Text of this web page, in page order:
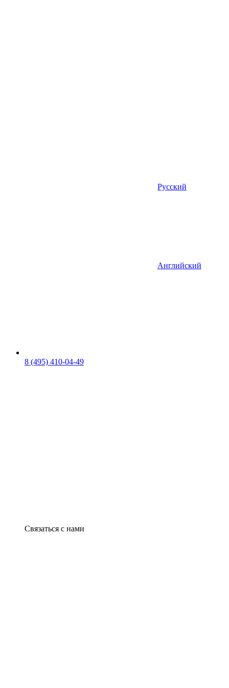
Русский
Английский
8 (495) 410-04-49
Связаться с нами